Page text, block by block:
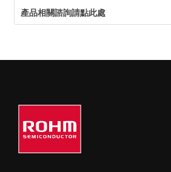
產品相關諮詢請點此處